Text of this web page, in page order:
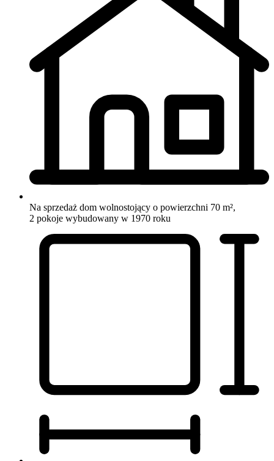
Na sprzedaż dom wolnostojący o powierzchni 70 m²,
2 pokoje wybudowany w 1970 roku